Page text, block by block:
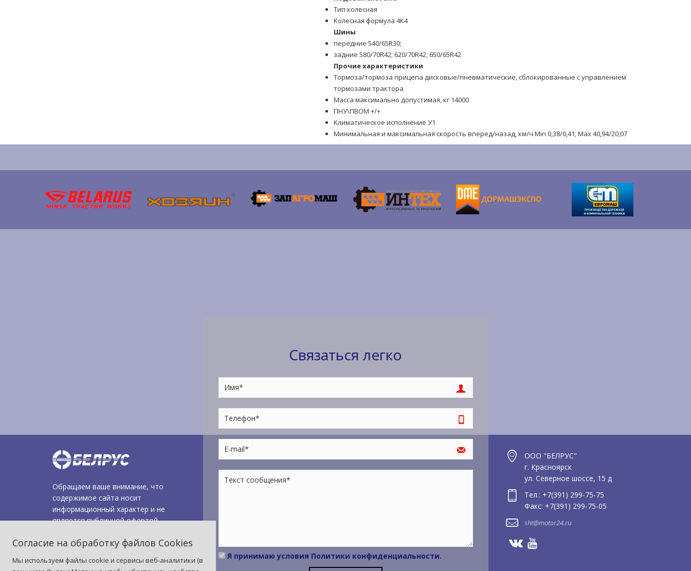
Тип колесная
Колесная формула 4К4
Шины
передние 540/65R30;
задние 580/70R42; 620/70R42; 650/65R42
Прочие характеристики
Тормоза/тормоза прицепа дисковые/пневматические, сблокированные с управлением
тормозами трактора
Масса максимально допустимая, кг 14000
ПНУ\ПВОМ +/+
Климатическое исполнение У1
Минимальная и максимальная скорость вперед/назад, км/ч Min 0,38/0,41; Max 40,94/20,07
Обращаем ваше внимание, что
содержимое сайта носит
информационный характер и не
является публичной офертой.
Уточняйте цены у наших менеджеров.
Мы обязуемся ответить вам в
течение следующего рабочего дня
Связаться легко
Я принимаю условия Политики конфиденциальности.
ООО "БЕЛРУС"
г. Красноярск
ул. Северное шоссе, 15 д
Тел.: +7(391) 299-75-75
Факс: +7(391) 299-75-05
sht@motor24.ru
Согласие на обработку файлов Сookies
Мы используем файлы cookie и сервисы веб‑аналитики (в